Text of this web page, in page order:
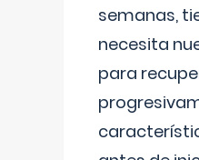
semanas,
necesita
para